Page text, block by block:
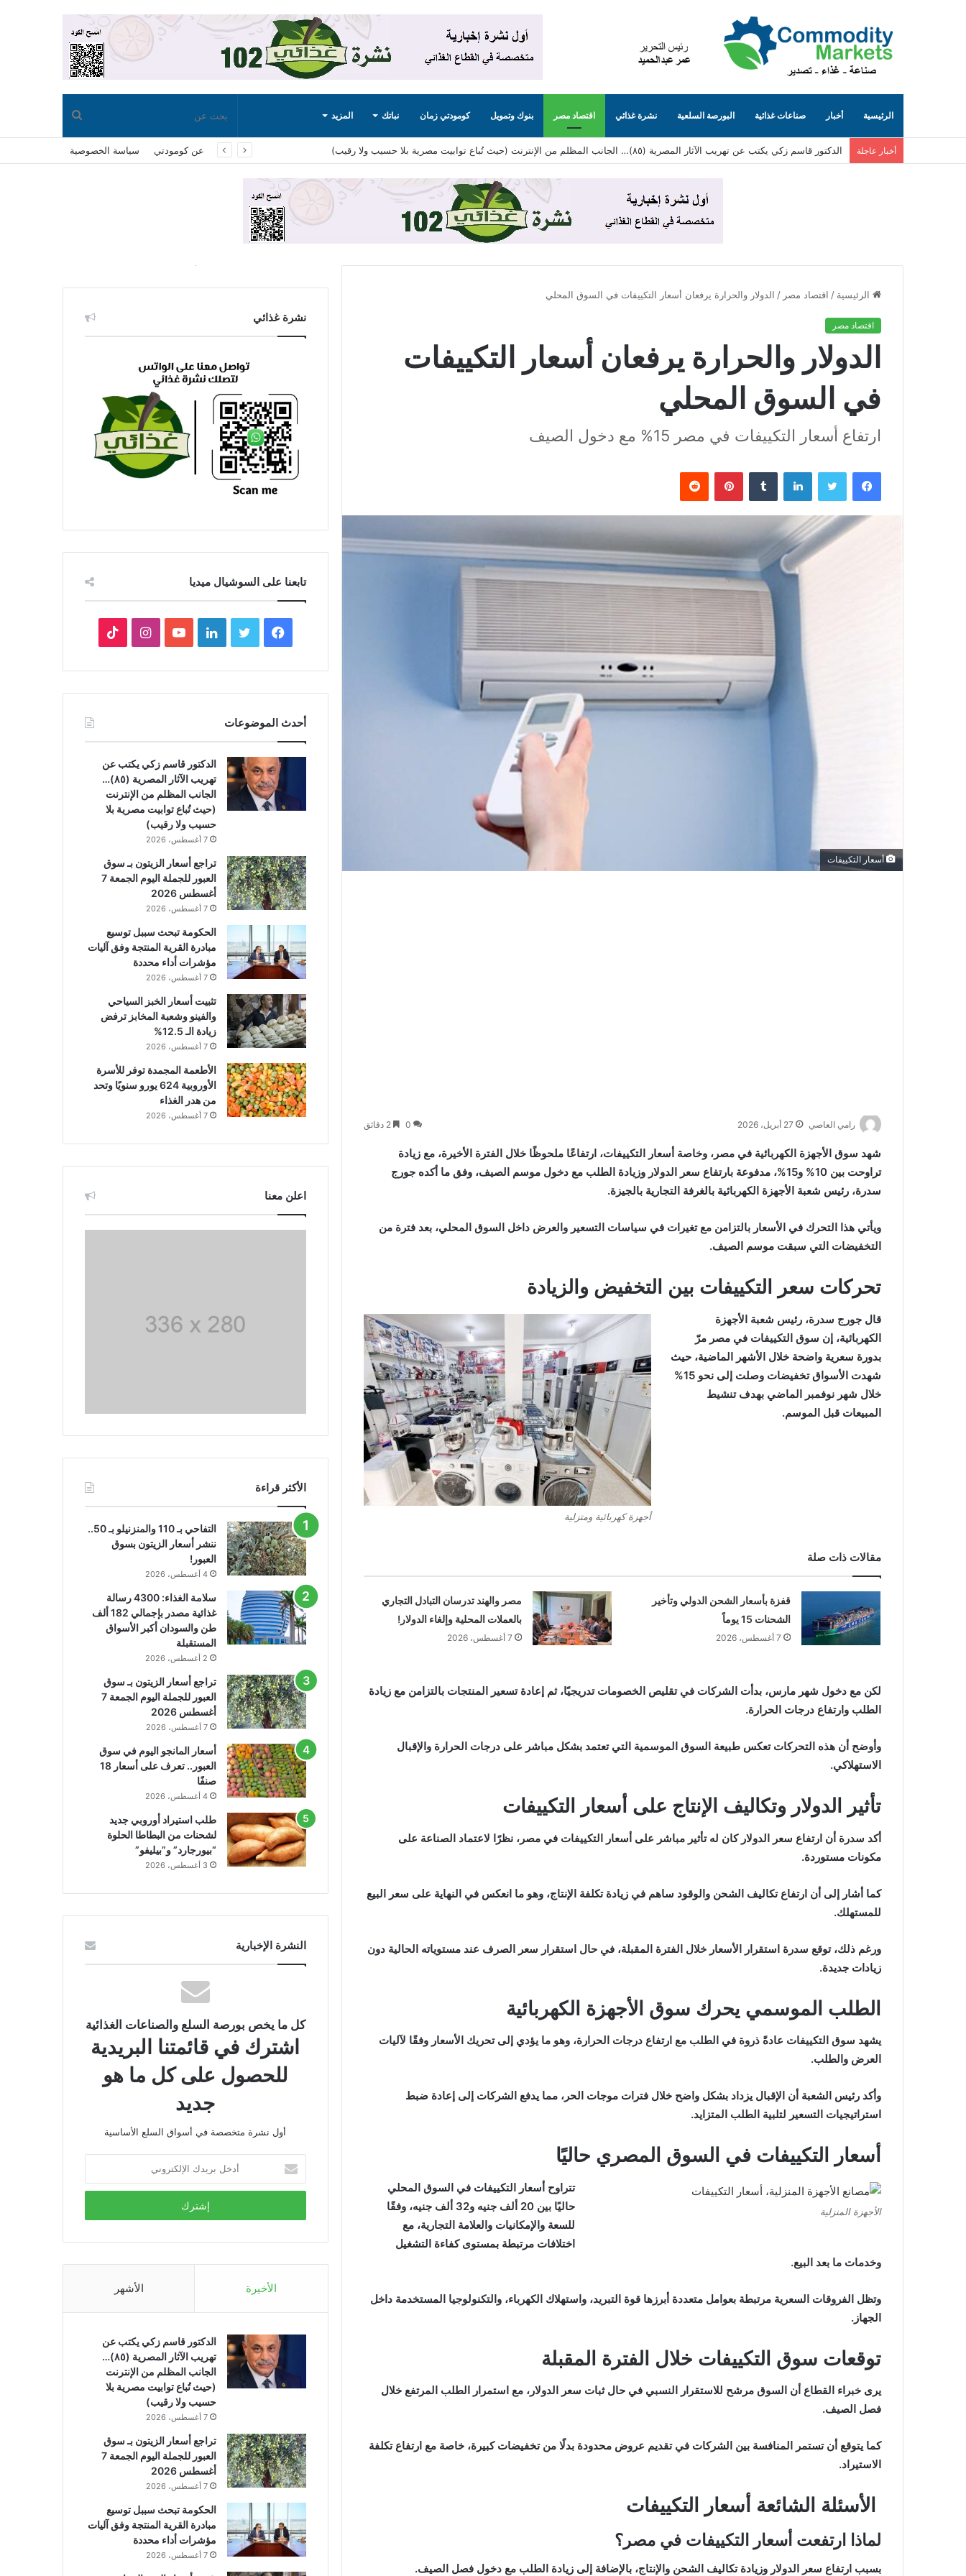
الرئيسية أخبار صناعات غذائية البورصة السلعية نشرة غذائي اقتصاد مصر بنوك وتمويل كومودتي زمان نباتك المزيد بحث
عن
أخبار عاجلة الدكتور قاسم زكي يكتب عن تهريب الآثار المصرية (٨٥)… الجانب المظلم من الإنترنت (حيث تُباع توابيت مصرية بلا حسيب ولا رقيب) عن كومودتي سياسة الخصوصية
الرئيسية / اقتصاد مصر / الدولار والحرارة يرفعان أسعار التكييفات في السوق المحلي
اقتصاد مصر
الدولار والحرارة يرفعان أسعار التكييفات
في السوق المحلي
ارتفاع أسعار التكييفات في مصر 15% مع دخول الصيف
فيسبوك تويتر لينكدإن بينتيريست
أسعار التكييفات
رامي العاصي 27 أبريل، 2026 0
شهد سوق الأجهزة الكهربائية في مصر، وخاصة أسعار التكييفات، ارتفاعًا ملحوظًا خلال الفترة الأخيرة، مع زيادة
تراوحت بين 10% و15%، مدفوعة بارتفاع سعر الدولار وزيادة الطلب مع دخول موسم الصيف، وفق ما أكده جورج
سدرة، رئيس شعبة الأجهزة الكهربائية بالغرفة التجارية بالجيزة.
ويأتي هذا التحرك في الأسعار بالتزامن مع تغيرات في سياسات التسعير والعرض داخل السوق المحلي، بعد فترة من
التخفيضات التي سبقت موسم الصيف.
تحركات سعر التكييفات بين التخفيض والزيادة
أجهزة كهربائية ومتزلية
قال جورج سدرة، رئيس شعبة الأجهزة
الكهربائية، إن سوق التكييفات في مصر مرّ
بدورة سعرية واضحة خلال الأشهر الماضية، حيث
شهدت الأسواق تخفيضات وصلت إلى نحو 15%
خلال شهر نوفمبر الماضي بهدف تنشيط
المبيعات قبل الموسم.
مقالات ذات صلة
قفزة بأسعار الشحن الدولي وتأخير
الشحنات 15 يوماً
7 أغسطس، 2026
مصر والهند تدرسان التبادل التجاري
بالعملات المحلية وإلغاء الدولار!
7 أغسطس، 2026
لكن مع دخول شهر مارس، بدأت الشركات في تقليص الخصومات تدريجيًا، ثم إعادة تسعير المنتجات بالتزامن مع زيادة
الطلب وارتفاع درجات الحرارة.
وأوضح أن هذه التحركات تعكس طبيعة السوق الموسمية التي تعتمد بشكل مباشر على درجات الحرارة والإقبال
الاستهلاكي.
تأثير الدولار وتكاليف الإنتاج على أسعار التكييفات
أكد سدرة أن ارتفاع سعر الدولار كان له تأثير مباشر على أسعار التكييفات في مصر، نظرًا لاعتماد الصناعة على
مكونات مستوردة.
كما أشار إلى أن ارتفاع تكاليف الشحن والوقود ساهم في زيادة تكلفة الإنتاج، وهو ما انعكس في النهاية على سعر البيع
للمستهلك.
ورغم ذلك، توقع سدرة استقرار الأسعار خلال الفترة المقبلة، في حال استقرار سعر الصرف عند مستوياته الحالية دون
زيادات جديدة.
الطلب الموسمي يحرك سوق الأجهزة الكهربائية
يشهد سوق التكييفات عادةً ذروة في الطلب مع ارتفاع درجات الحرارة، وهو ما يؤدي إلى تحريك الأسعار وفقًا لآليات
العرض والطلب.
وأكد رئيس الشعبة أن الإقبال يزداد بشكل واضح خلال فترات موجات الحر، مما يدفع الشركات إلى إعادة ضبط
استراتيجيات التسعير لتلبية الطلب المتزايد.
أسعار التكييفات في السوق المصري حاليًا
الأجهزة المنزلية
تتراوح أسعار التكييفات في السوق المحلي
حاليًا بين 20 ألف جنيه و32 ألف جنيه، وفقًا
للسعة والإمكانيات والعلامة التجارية، مع
اختلافات مرتبطة بمستوى كفاءة التشغيل
وخدمات ما بعد البيع.
وتظل الفروقات السعرية مرتبطة بعوامل متعددة أبرزها قوة التبريد، واستهلاك الكهرباء، والتكنولوجيا المستخدمة داخل
الجهاز.
توقعات سوق التكييفات خلال الفترة المقبلة
يرى خبراء القطاع أن السوق مرشح للاستقرار النسبي في حال ثبات سعر الدولار، مع استمرار الطلب المرتفع خلال
فصل الصيف.
كما يتوقع أن تستمر المنافسة بين الشركات في تقديم عروض محدودة بدلًا من تخفيضات كبيرة، خاصة مع ارتفاع تكلفة
الاستيراد.
الأسئلة الشائعة أسعار التكييفات
لماذا ارتفعت أسعار التكييفات في مصر؟
بسبب ارتفاع سعر الدولار وزيادة تكاليف الشحن والإنتاج، بالإضافة إلى زيادة الطلب مع دخول فصل الصيف.
نشرة غذائي
تابعنا على السوشيال ميديا
فيسبوكتويتر لينكدإنيوتيوبانستقرام
أحدث الموضوعات
الدكتور قاسم زكي يكتب عن
تهريب الآثار المصرية (٨٥)…
الجانب المظلم من الإنترنت
(حيث تُباع توابيت مصرية بلا
حسيب ولا رقيب)
7 أغسطس، 2026
تراجع أسعار الزيتون بـ سوق
العبور للجملة اليوم الجمعة 7
أغسطس 2026
7 أغسطس، 2026
الحكومة تبحث سببل توسيع
مبادرة القرية المنتجة وفق آليات
مؤشرات أداء محددة
7 أغسطس، 2026
تثبيت أسعار الخبز السياحي
والفينو وشعبة المخابز ترفض
زيادة الـ 12.5%
7 أغسطس، 2026
الأطعمة المجمدة توفر للأسرة
الأوروبية 624 يورو سنويًا وتحد
من هدر الغذاء
7 أغسطس، 2026
اعلن معنا
الأكثر قراءة
التفاحي بـ 110 والمنزنيلو بـ 50..
ننشر أسعار الزيتون بسوق
العبور!
4 أغسطس، 2026
سلامة الغذاء: 4300 رسالة
غذائية مصدر بإجمالي 182 ألف
طن والسودان أكبر الأسواق
المستقبلة
2 أغسطس، 2026
تراجع أسعار الزيتون بـ سوق
العبور للجملة اليوم الجمعة 7
أغسطس 2026
7 أغسطس، 2026
أسعار المانجو اليوم في سوق
العبور.. تعرف على أسعار 18
صنفًا
4 أغسطس، 2026
طلب استيراد أوروبي جديد
لشحنات من البطاطا الحلوة
“بيورجارد” و”بيليفو”
3 أغسطس، 2026
النشرة الإخبارية
كل ما يخص بورصة السلع والصناعات الغذائية
اشترك في قائمتنا البريدية
للحصول على كل ما هو
جديد
أول نشرة متخصصة في أسواق السلع الأساسية
بريدك
الإلكتروني
الأخيرة الأشهر
الدكتور قاسم زكي يكتب عن
تهريب الآثار المصرية (٨٥)…
الجانب المظلم من الإنترنت
(حيث تُباع توابيت مصرية بلا
حسيب ولا رقيب)
7 أغسطس، 2026
تراجع أسعار الزيتون بـ سوق
العبور للجملة اليوم الجمعة 7
أغسطس 2026
7 أغسطس، 2026
الحكومة تبحث سببل توسيع
مبادرة القرية المنتجة وفق آليات
مؤشرات أداء محددة
7 أغسطس، 2026